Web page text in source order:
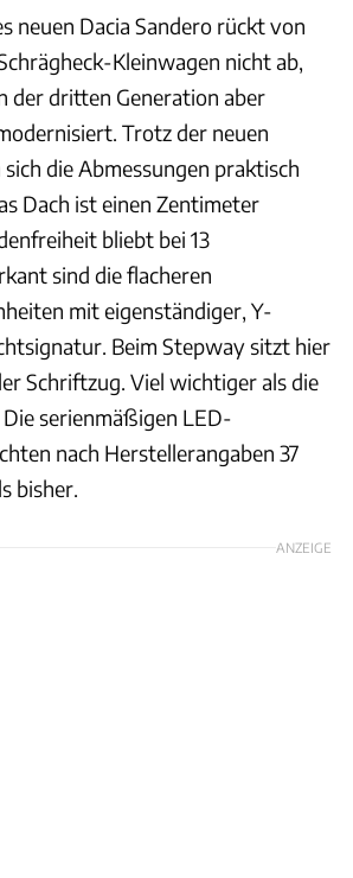
neuen Dacia Sandero rückt von
Kleinwagen nicht ab,
der dritten Generation aber
Trotz der neuen
die Abmessungen praktisch
Dach ist einen Zentimeter
bliebt bei 13
sind die flacheren
mit eigenständiger, Y-
Beim Stepway sitzt hier
Schriftzug. Viel wichtiger als die
serienmäßigen LED-
nach Herstellerangaben 37
bisher.
ANZEIGE